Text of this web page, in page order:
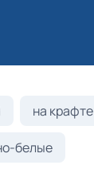
на крафте
белые